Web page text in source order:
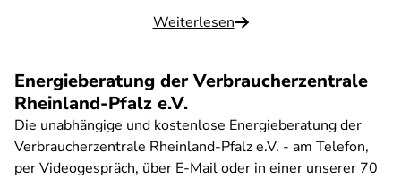
Weiterlesen
Energieberatung der Verbraucherzentrale
Rheinland-Pfalz e.V.
Die unabhängige und kostenlose Energieberatung der
Verbraucherzentrale Rheinland-Pfalz e.V. - am Telefon,
per Videogespräch, über E-Mail oder in einer unserer 70